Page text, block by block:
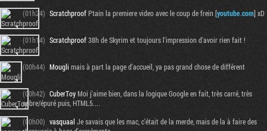
(01h24) ScratchproofPtain la premiere video avec le coup de frein [youtube.com] xD
(01h14) Scratchproof38h de Skyrim et toujours l'impression d'avoir rien fait !
(00h44) Mougli mais à part la page d'accueil, ya pas grand chose de différent
(00h42) CuberToyMoi j'aime bien, dans la logique Google en fait, très carré, très
sobre/épuré puis, HTML5....
(00h00) vasquaal Je savais que les mac, c'était de la merde, mais de la à faire des